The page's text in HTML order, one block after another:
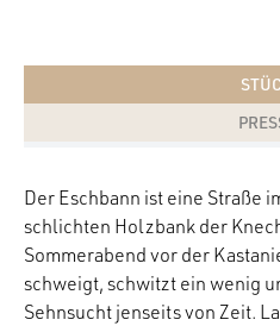
Der Eschbann ist eine Straße
schlichten Holzbank der
Sommerabend vor der
schweigt, schwitzt ein wenig
Sehnsucht jenseits von Zeit.